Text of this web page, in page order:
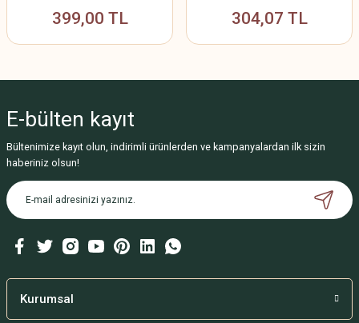
399,00 TL 304,07 TL
E-bülten kayıt
Bültenimize kayıt olun, indirimli ürünlerden ve kampanyalardan ilk sizin
haberiniz olsun!
Kurumsal